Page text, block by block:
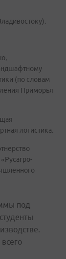
(по словам
Приморья
логистика.
под